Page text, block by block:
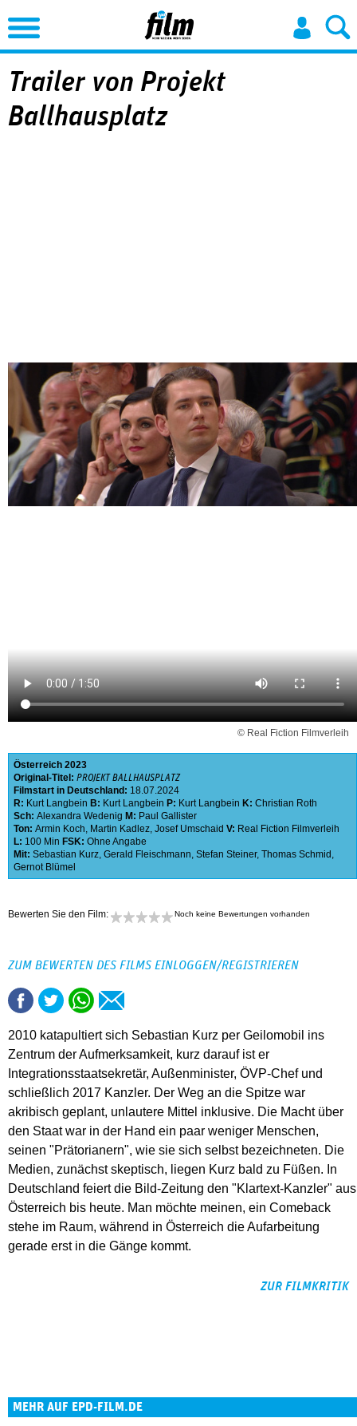
Jump to Navigation
Trailer von Projekt
Ballhausplatz
© Real Fiction Filmverleih
Österreich 2023
Original-Titel: PROJEKT BALLHAUSPLATZ
Filmstart in Deutschland: 18.07.2024
R: Kurt Langbein B: Kurt Langbein P: Kurt Langbein K: Christian Roth
Sch: Alexandra Wedenig M: Paul Gallister
Ton: Armin Koch, Martin Kadlez, Josef Umschaid V: Real Fiction Filmverleih
L: 100 Min FSK: Ohne Angabe
Mit: Sebastian Kurz, Gerald Fleischmann, Stefan Steiner, Thomas Schmid ,
Gernot Blümel
Bewerten Sie den Film: Noch keine Bewertungen vorhanden
ZUM BEWERTEN DES FILMS EINLOGGEN/REGISTRIEREN
2010 katapultiert sich Sebastian Kurz per Geilomobil ins
Zentrum der Aufmerksamkeit, kurz darauf ist er
Integrationsstaatsekretär, Außenminister, ÖVP-Chef und
schließlich 2017 Kanzler. Der Weg an die Spitze war
akribisch geplant, unlautere Mittel inklusive. Die Macht über
den Staat war in der Hand ein paar weniger Menschen,
seinen "Prätorianern", wie sie sich selbst bezeichneten. Die
Medien, zunächst skeptisch, liegen Kurz bald zu Füßen. In
Deutschland feiert die Bild-Zeitung den "Klartext-Kanzler" aus
Österreich bis heute. Man möchte meinen, ein Comeback
stehe im Raum, während in Österreich die Aufarbeitung
gerade erst in die Gänge kommt.
ZUR FILMKRITIK
MEHR AUF EPD-FILM.DE